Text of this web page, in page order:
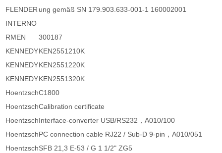
FLENDER ung gemäß SN 179.903.633-001-1 160002001
INTERNO
RMEN
300187
KENNEDYKEN2551210K
KENNEDYKEN2551220K
KENNEDYKEN2551320K
HoentzschC1800
HoentzschCalibration certificate
HoentzschInterface-converter USB/RS232，A010/100
HoentzschPC connection cable RJ22 / Sub-D 9-pin，A010/051
HoentzschSFB 21,3 E-53 / G 1 1/2" ZG5